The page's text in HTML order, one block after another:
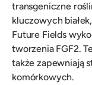
transgeniczne
kluczowych
Future Fields
tworzenia FGF2.
także zapewniają
komórkowych.